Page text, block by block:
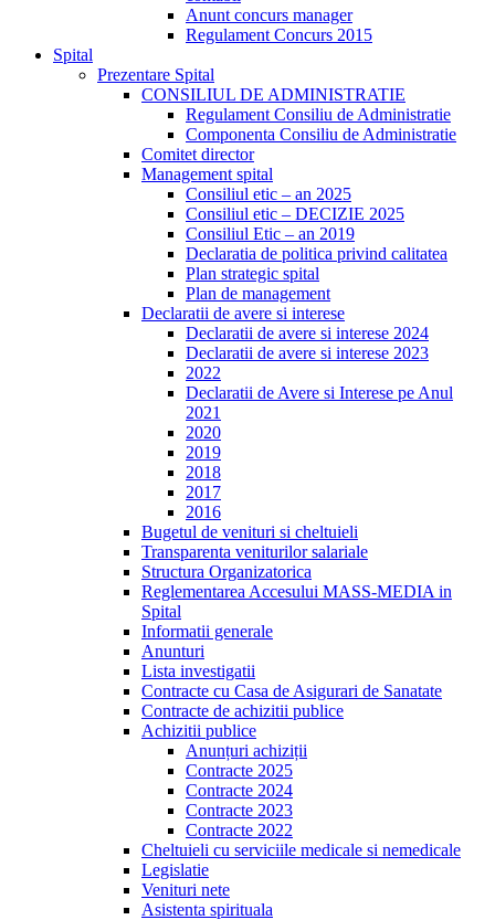
Anunt concurs manager
Regulament Concurs 2015
Spital
Prezentare Spital
CONSILIUL DE ADMINISTRATIE
Regulament Consiliu de Administratie
Componenta Consiliu de Administratie
Comitet director
Management spital
Consiliul etic – an 2025
Consiliul etic – DECIZIE 2025
Consiliul Etic – an 2019
Declaratia de politica privind calitatea
Plan strategic spital
Plan de management
Declaratii de avere si interese
Declaratii de avere si interese 2024
Declaratii de avere si interese 2023
2022
Declaratii de Avere si Interese pe Anul
2021
2020
2019
2018
2017
2016
Bugetul de venituri si cheltuieli
Transparenta veniturilor salariale
Structura Organizatorica
Reglementarea Accesului MASS-MEDIA in
Spital
Informatii generale
Anunturi
Lista investigatii
Contracte cu Casa de Asigurari de Sanatate
Contracte de achizitii publice
Achizitii publice
Anunțuri achiziții
Contracte 2025
Contracte 2024
Contracte 2023
Contracte 2022
Cheltuieli cu serviciile medicale si nemedicale
Legislatie
Venituri nete
Asistenta spirituala